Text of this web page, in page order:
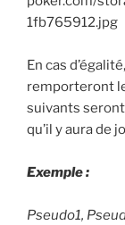
En cas
remporteront
suivants
qu’il y aura de
Exemple :
Pseudo1,